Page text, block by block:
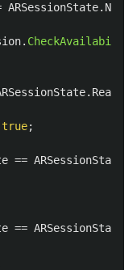
ARSessionState. None
. CheckAvailability
. Ready
true;
== ARSessionState
== ARSessionState